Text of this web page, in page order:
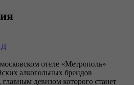
отеле «Метрополь»
алкогольных брендов
девизом которого станет